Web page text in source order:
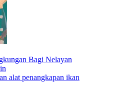
Bagi Nelayan
alat penangkapan ikan